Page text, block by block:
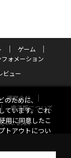
ゲーム
フォメーション
ビュー
運営会社
電子版について
Inc. 2026
ために、
ています。これ
用に同意したこ
トアウトについ